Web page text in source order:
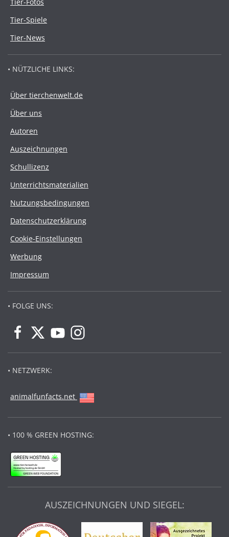
Tier-Spiele
Tier-News
• NÜTZLICHE LINKS:
Über tierchenwelt.de
Über uns
Autoren
Auszeichnungen
Schullizenz
Unterrichtsmaterialien
Nutzungsbedingungen
Datenschutzerklärung
Cookie-Einstellungen
Werbung
Impressum
• FOLGE UNS:
• NETZWERK:
animalfunfacts.net
• 100 % GREEN HOSTING:
AUSZEICHNUNGEN UND SIEGEL: